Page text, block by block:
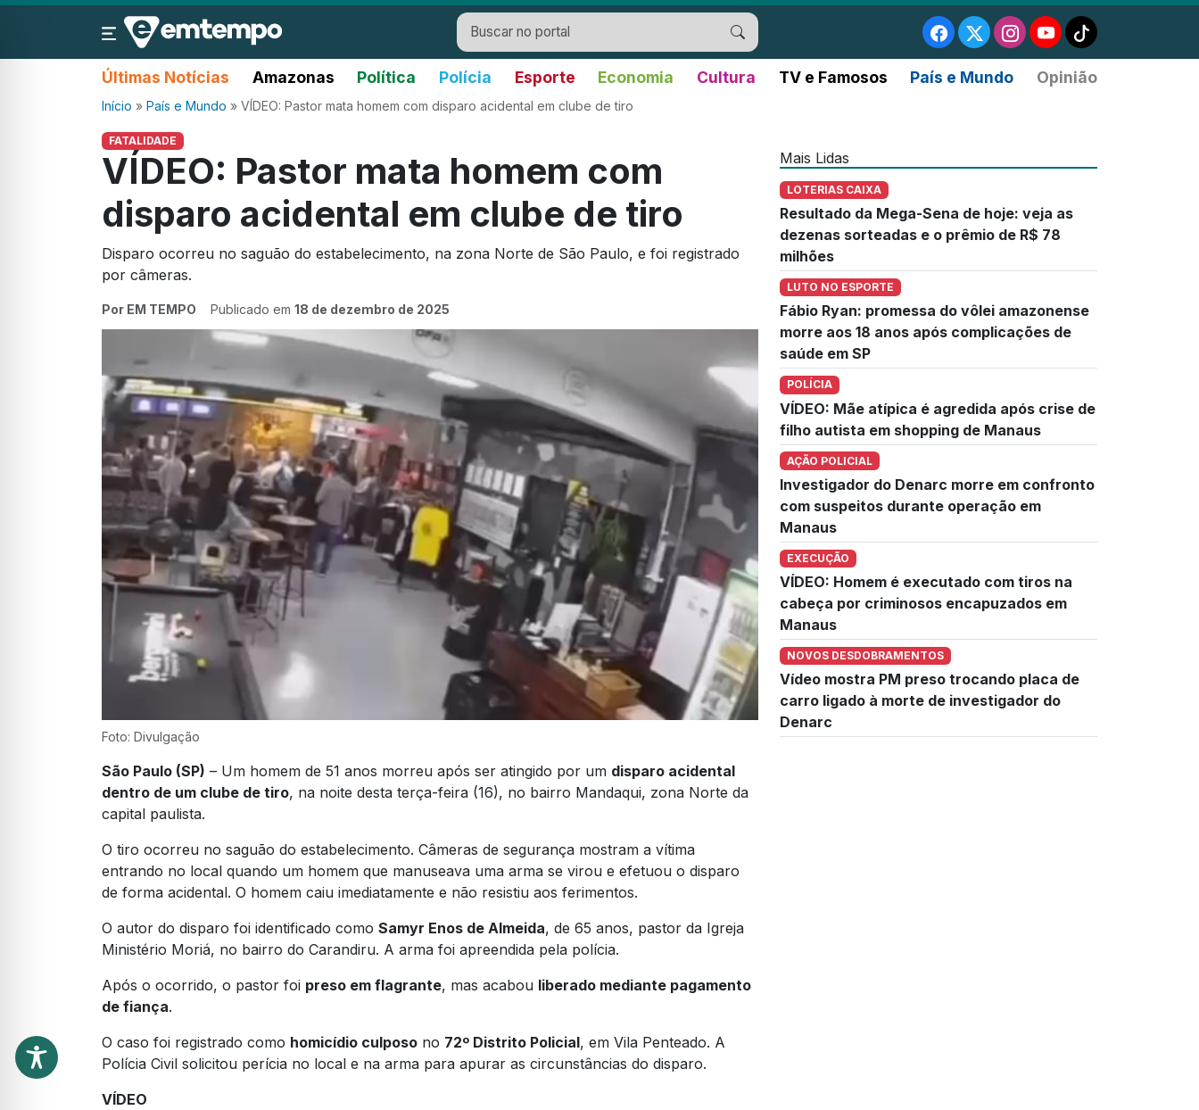
Últimas Notícias Amazonas Política Polícia Esporte Economia Cultura TV e Famosos País e Mundo Opinião
Início » País e Mundo » VÍDEO: Pastor mata homem com disparo acidental em clube de tiro
FATALIDADE
VÍDEO: Pastor mata homem com
disparo acidental em clube de tiro
Disparo ocorreu no saguão do estabelecimento, na zona Norte de São Paulo, e foi registrado
por câmeras.
Por EM TEMPO Publicado em 18 de dezembro de 2025
Foto: Divulgação
São Paulo (SP) – Um homem de 51 anos morreu após ser atingido por um disparo acidental
dentro de um clube de tiro, na noite desta terça-feira (16), no bairro Mandaqui, zona Norte da
capital paulista.
O tiro ocorreu no saguão do estabelecimento. Câmeras de segurança mostram a vítima
entrando no local quando um homem que manuseava uma arma se virou e efetuou o disparo
de forma acidental. O homem caiu imediatamente e não resistiu aos ferimentos.
O autor do disparo foi identificado como Samyr Enos de Almeida, de 65 anos, pastor da Igreja
Ministério Moriá, no bairro do Carandiru. A arma foi apreendida pela polícia.
Após o ocorrido, o pastor foi preso em flagrante, mas acabou liberado mediante pagamento
de fiança.
O caso foi registrado como homicídio culposo no 72º Distrito Policial, em Vila Penteado. A
Polícia Civil solicitou perícia no local e na arma para apurar as circunstâncias do disparo.
VÍDEO
Mais Lidas
LOTERIAS CAIXA
Resultado da Mega-Sena de hoje: veja as
dezenas sorteadas e o prêmio de R$ 78
milhões
LUTO NO ESPORTE
Fábio Ryan: promessa do vôlei amazonense
morre aos 18 anos após complicações de
saúde em SP
POLÍCIA
VÍDEO: Mãe atípica é agredida após crise de
filho autista em shopping de Manaus
AÇÃO POLICIAL
Investigador do Denarc morre em confronto
com suspeitos durante operação em
Manaus
EXECUÇÃO
VÍDEO: Homem é executado com tiros na
cabeça por criminosos encapuzados em
Manaus
NOVOS DESDOBRAMENTOS
Vídeo mostra PM preso trocando placa de
carro ligado à morte de investigador do
Denarc